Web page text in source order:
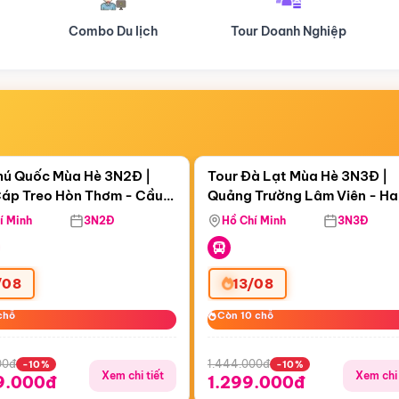
Tour Doanh Nghiệp Du lịch Hành Hương
18:10:26
Treo Hòn Thơm
Quốc Mùa Hè 3N2Đ |
Treo Hòn Thơm - Cầu
Viên Nước Aquatopia
Minh 3N2Đ
-10%
Xem chi tiết
Còn05 ngày 18:10:26
Tour Đà Lạt Mùa Hè 3N3Đ |
Quảng Trường Lâm Viên -
Hill - Puppy Farm
Hồ Chí Minh 3N3Đ
13/08
Còn 10 chỗ
Còn 10 chỗ
1.444.000đ -10%
1.299.000đ Xem